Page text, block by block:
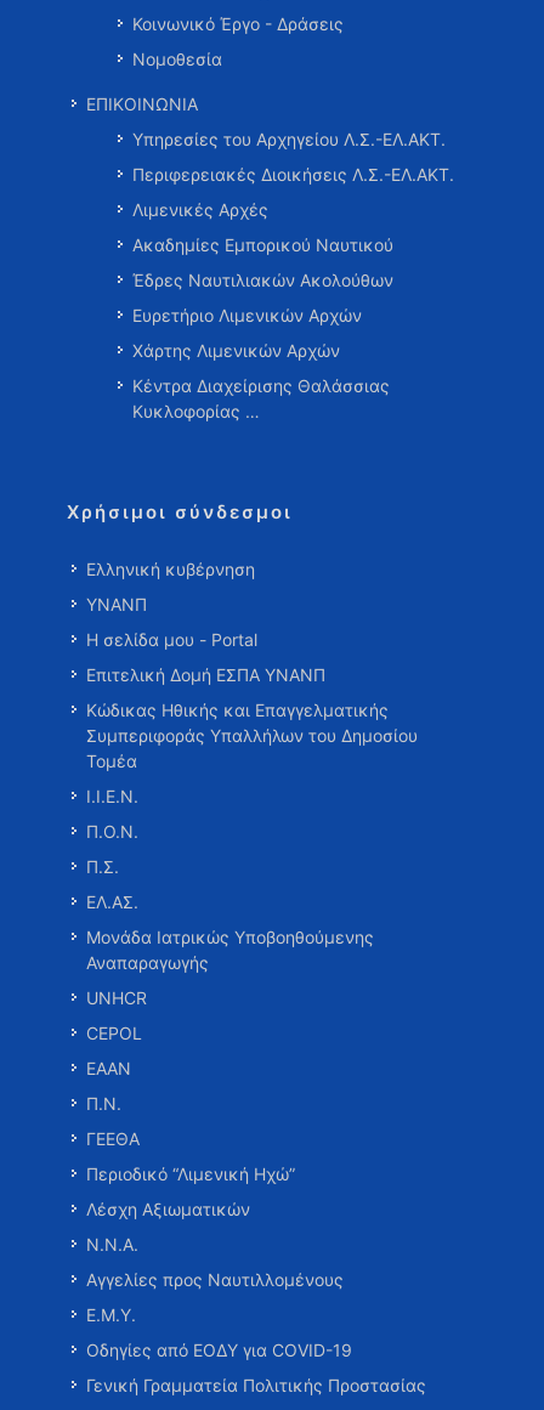
Κοινωνικό Έργο - Δράσεις
Νομοθεσία
ΕΠΙΚΟΙΝΩΝΙΑ
Υπηρεσίες του Αρχηγείου Λ.Σ.-ΕΛ.ΑΚΤ.
Περιφερειακές Διοικήσεις Λ.Σ.-ΕΛ.ΑΚΤ.
Λιμενικές Αρχές
Ακαδημίες Εμπορικού Ναυτικού
Έδρες Ναυτιλιακών Ακολούθων
Ευρετήριο Λιμενικών Αρχών
Χάρτης Λιμενικών Αρχών
Κέντρα Διαχείρισης Θαλάσσιας
Κυκλοφορίας …
Χρήσιμοι σύνδεσμοι
Ελληνική κυβέρνηση
ΥΝΑΝΠ
Η σελίδα μου - Portal
Επιτελική Δομή ΕΣΠΑ ΥΝΑΝΠ
Κώδικας Ηθικής και Επαγγελματικής
Συμπεριφοράς Υπαλλήλων του Δημοσίου
Τομέα
Ι.Ι.Ε.Ν.
Π.Ο.Ν.
Π.Σ.
ΕΛ.ΑΣ.
Μονάδα Ιατρικώς Υποβοηθούμενης
Αναπαραγωγής
UNHCR
CEPOL
ΕΑΑΝ
Π.Ν.
ΓΕΕΘΑ
Περιοδικό “Λιμενική Ηχώ”
Λέσχη Αξιωματικών
Ν.Ν.Α.
Αγγελίες προς Ναυτιλλομένους
Ε.Μ.Υ.
Οδηγίες από ΕΟΔΥ για COVID-19
Γενική Γραμματεία Πολιτικής Προστασίας